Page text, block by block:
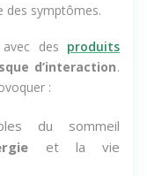
diminuant leur
avec desproduits
d’interaction
du sommeil